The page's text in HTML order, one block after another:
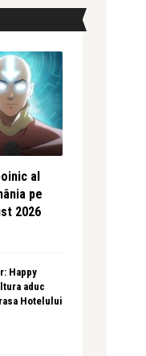
al
pe
2026
Happy
aduc
Hotelului